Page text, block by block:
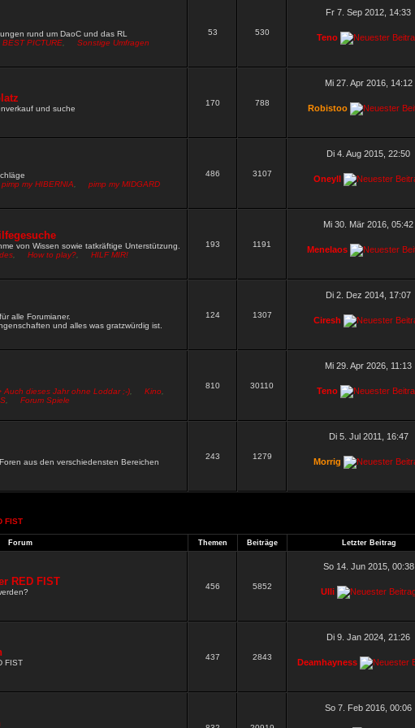
neu setzen
»
ja gut funktioniert
wie das vom zirkel
»
und müsste dich irgendwie pn mässig erreichen wegen
rund um DaoC und das RL
BEST PICTURE Sonstige Umfragen
53 530
Fr 7. Sep 2012, 14:33
Teno
und suche
170 788
Mi 27. Apr 2016, 14:12
Robistoo
pimp my HIBERNIA pimp my MIDGARD
486 3107
Di 4. Aug 2015, 22:50
Oneyll
von Wissen sowie tatkräftige Unterstützung.
How to play? HILF MIR!
193 1191
Mi 30. Mär 2016, 05:42
Menelaos
alle Forumianer.
und alles was gratzwürdig ist.
124 1307
Di 2. Dez 2014, 17:07
Ciresh
Auch dieses Jahr ohne Loddar ;-)
Kino
Forum Spiele
810 30110
Mi 29. Apr 2026, 11:13
Teno
aus den verschiedensten Bereichen
243 1279
Di 5. Jul 2011, 16:47
Morrig
FIST
Forum Themen Beiträge Letzter Beitrag
RED FIST 456 5852
So 14. Jun 2015, 00:38
Ulli
FIST
437 2843
Di 9. Jan 2024, 21:26
Deamhayness
So 7. Feb 2016, 00:06